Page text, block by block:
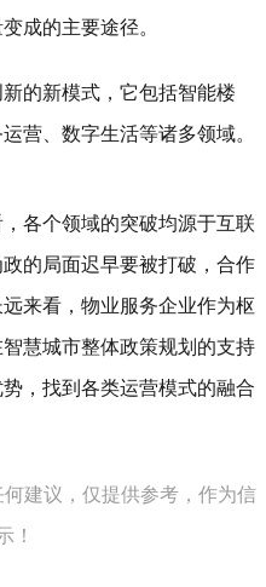
成的主要途径。
的新模式，它包括智能楼
营、数字生活等诸多领域。
各个领域的突破均源于互联
的局面迟早要被打破，合作
来看，物业服务企业作为枢
慧城市整体政策规划的支持
，找到各类运营模式的融合
建议，仅提供参考，作为信
！